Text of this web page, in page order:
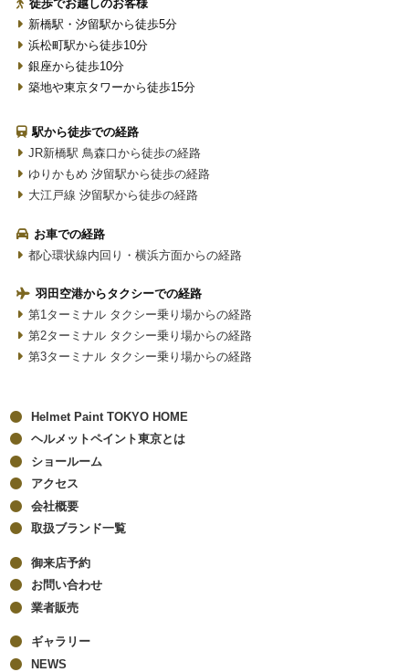
徒歩でお越しのお客様
新橋駅・汐留駅から徒歩5分
浜松町駅から徒歩10分
銀座から徒歩10分
築地や東京タワーから徒歩15分
駅から徒歩での経路
JR新橋駅 鳥森口から徒歩の経路
ゆりかもめ 汐留駅から徒歩の経路
大江戸線 汐留駅から徒歩の経路
お車での経路
都心環状線内回り・横浜方面からの経路
羽田空港からタクシーでの経路
第1ターミナル タクシー乗り場からの経路
第2ターミナル タクシー乗り場からの経路
第3ターミナル タクシー乗り場からの経路
Helmet Paint TOKYO HOME
ヘルメットペイント東京とは
ショールーム
アクセス
会社概要
取扱ブランド一覧
御来店予約
お問い合わせ
業者販売
ギャラリー
NEWS